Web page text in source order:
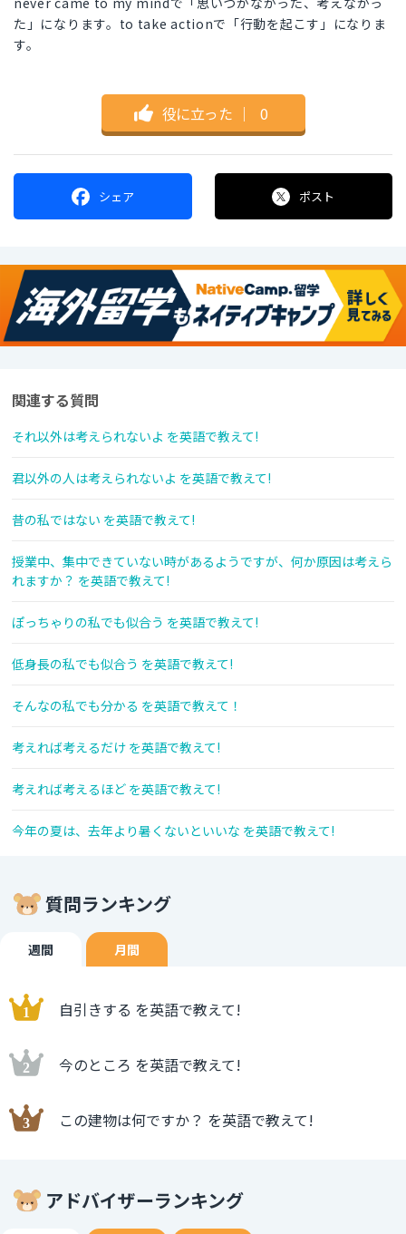
た」になります。to take actionで「行動を起こす」になりま
す。
役に立った ｜ 0
シェア ポスト
関連する質問
それ以外は考えられないよ を英語で教えて!
君以外の人は考えられないよ を英語で教えて!
昔の私ではない を英語で教えて!
授業中、集中できていない時があるようですが、何か原因は考えら
れますか？ を英語で教えて!
ぽっちゃりの私でも似合う を英語で教えて!
低身長の私でも似合う を英語で教えて!
そんなの私でも分かる を英語で教えて！
考えれば考えるだけ を英語で教えて!
考えれば考えるほど を英語で教えて!
今年の夏は、去年より暑くないといいな を英語で教えて!
質問ランキング
週間 月間
自引きする を英語で教えて!
今のところ を英語で教えて!
この建物は何ですか？ を英語で教えて!
アドバイザーランキング